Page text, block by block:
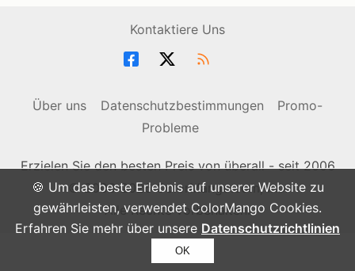
🍪 Um das beste Erlebnis auf unserer Website zu
gewährleisten, verwendet ColorMango Cookies.
Erfahren Sie mehr über unsere Datenschutzrichtlinien
OK
Kontaktiere Uns
Über uns Datenschutzbestimmungen
Promo-
Probleme
Erzielen Sie den besten Preis von überall - seit 2006
© 2006-2026 ColorMango.com, Inc.
Alle Rechte vorbehalten.